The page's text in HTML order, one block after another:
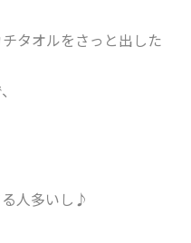
タオルをさっと出した
人多いし♪